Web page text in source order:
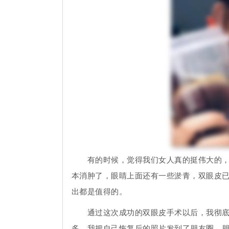
有的时候，觉得我们女人真的挺伟大的，
本消肿了，眼睛上面还有一些淤青，双眼皮
出都是值得的。
通过这次成功的双眼皮手术以后，我彻底